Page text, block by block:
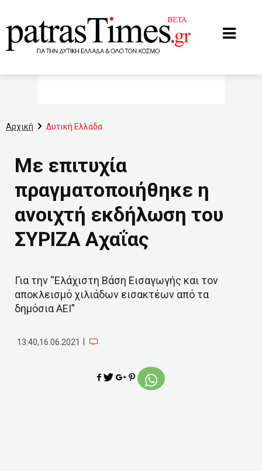
Αρχική Δυτική Ελλάδα
Με επιτυχία
πραγματοποιήθηκε η
ανοιχτή εκδήλωση του
ΣΥΡΙΖΑ Αχαΐας
Για την “Ελάχιστη Βάση Εισαγωγής και τον
αποκλεισμό χιλιάδων εισακτέων από τα
δημόσια ΑΕΙ”
13:40,16.06.2021